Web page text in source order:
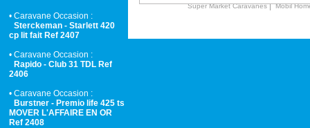
• Caravane Occasion :
Sterckeman - Starlett 420
cp lit fait Ref 2407
• Caravane Occasion :
Rapido - Club 31 TDL Ref
2406
• Caravane Occasion :
Burstner - Premio life 425 ts
MOVER L'AFFAIRE EN OR
Ref 2408
Super Market Caravanes|Mobil